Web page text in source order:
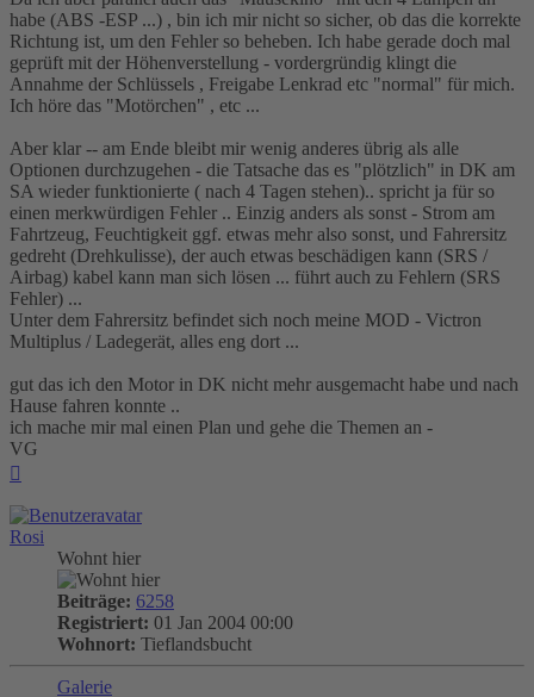
habe (ABS -ESP ...) , bin ich mir nicht so sicher, ob das die korrekte
Richtung ist, um den Fehler so beheben. Ich habe gerade doch mal
geprüft mit der Höhenverstellung - vordergründig klingt die
Annahme der Schlüssels , Freigabe Lenkrad etc "normal" für mich.
Ich höre das "Motörchen" , etc ...
Aber klar -- am Ende bleibt mir wenig anderes übrig als alle
Optionen durchzugehen - die Tatsache das es "plötzlich" in DK am
SA wieder funktionierte ( nach 4 Tagen stehen).. spricht ja für so
einen merkwürdigen Fehler .. Einzig anders als sonst - Strom am
Fahrtzeug, Feuchtigkeit ggf. etwas mehr also sonst, und Fahrersitz
gedreht (Drehkulisse), der auch etwas beschädigen kann (SRS /
Airbag) kabel kann man sich lösen ... führt auch zu Fehlern (SRS
Fehler) ...
Unter dem Fahrersitz befindet sich noch meine MOD - Victron
Multiplus / Ladegerät, alles eng dort ...
gut das ich den Motor in DK nicht mehr ausgemacht habe und nach
Hause fahren konnte ..
ich mache mir mal einen Plan und gehe die Themen an -
VG
Rosi
Wohnt hier
Beiträge: 6258
Registriert: 01 Jan 2004 00:00
Wohnort: Tieflandsbucht
Galerie